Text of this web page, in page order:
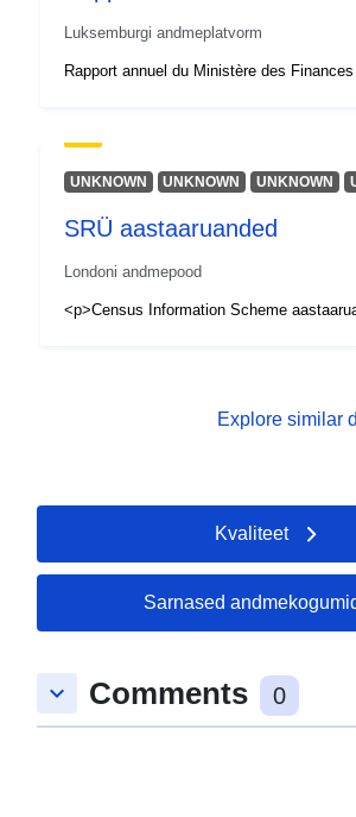
Luksemburgi andmeplatvorm
Rapport annuel du Ministère des Finances
UNKNOWN UNKNOWN UNKNOWN
SRÜ aastaaruanded
Londoni andmepood
<p>Census Information Scheme
Explore similar
Kvaliteet
Sarnased
keyboard_arrow_down Comments 0